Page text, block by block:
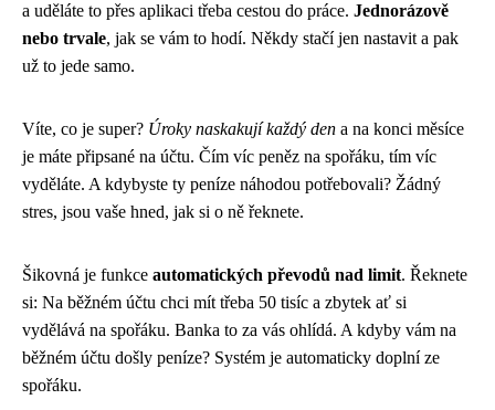
a uděláte to přes aplikaci třeba cestou do práce. Jednorázově
nebo trvale, jak se vám to hodí. Někdy stačí jen nastavit a pak
už to jede samo.
Víte, co je super? Úroky naskakují každý den a na konci měsíce
je máte připsané na účtu. Čím víc peněz na spořáku, tím víc
vyděláte. A kdybyste ty peníze náhodou potřebovali? Žádný
stres, jsou vaše hned, jak si o ně řeknete.
Šikovná je funkce automatických převodů nad limit. Řeknete
si: Na běžném účtu chci mít třeba 50 tisíc a zbytek ať si
vydělává na spořáku. Banka to za vás ohlídá. A kdyby vám na
běžném účtu došly peníze? Systém je automaticky doplní ze
spořáku.